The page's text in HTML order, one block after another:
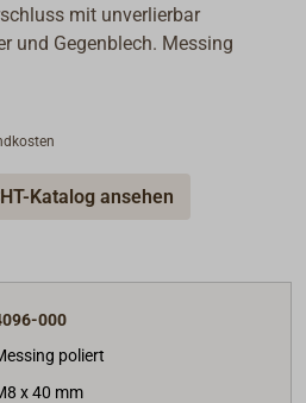
mit unverlierbar
und Gegenblech. Messing
Katalog ansehen
000
poliert
x 40 mm